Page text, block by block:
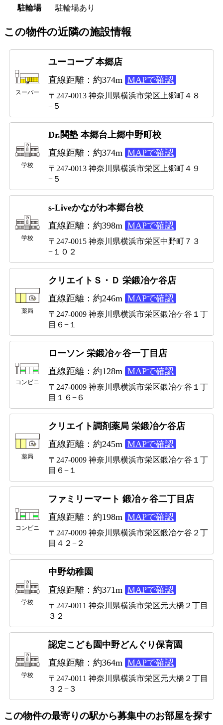
駐輪場
駐輪場あり
この物件の近隣の施設情報
スーパー
ユーコープ 本郷店
直線距離：約374m MAPで確認
〒247-0013 神奈川県横浜市栄区上郷町４８
−５
学校
Dr.関塾 本郷台上郷中野町校
直線距離：約374m MAPで確認
〒247-0013 神奈川県横浜市栄区上郷町４９
−５
学校
s-Liveかながわ本郷台校
直線距離：約398m MAPで確認
〒247-0015 神奈川県横浜市栄区中野町７３
−１０２
薬局
クリエイトＳ・Ｄ 栄鍛冶ケ谷店
直線距離：約246m MAPで確認
〒247-0009 神奈川県横浜市栄区鍛冶ケ谷１丁
目６−１
コンビニ
ローソン 栄鍛冶ヶ谷一丁目店
直線距離：約128m MAPで確認
〒247-0009 神奈川県横浜市栄区鍛冶ケ谷１丁
目１６−６
薬局
クリエイト調剤薬局 栄鍛冶ケ谷店
直線距離：約245m MAPで確認
〒247-0009 神奈川県横浜市栄区鍛冶ケ谷１丁
目６−１
コンビニ
ファミリーマート 鍛冶ヶ谷二丁目店
直線距離：約198m MAPで確認
〒247-0009 神奈川県横浜市栄区鍛冶ケ谷２丁
目４２−２
学校
中野幼稚園
直線距離：約371m MAPで確認
〒247-0011 神奈川県横浜市栄区元大橋２丁目
３２
学校
認定こども園中野どんぐり保育園
直線距離：約364m MAPで確認
〒247-0011 神奈川県横浜市栄区元大橋２丁目
３２−３
この物件の最寄りの駅から募集中のお部屋を探す